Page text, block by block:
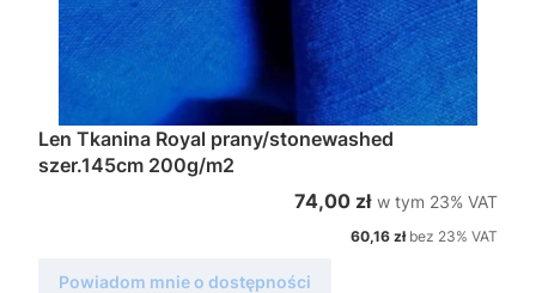
Len Tkanina Royal prany/stonewashed
szer.145cm 200g/m2
Cena brutto
74,00 zł w tym %s VAT
w tym 23% VAT
Cena netto
60,16 zł bez 23% VAT
Powiadom mnie o dostępności